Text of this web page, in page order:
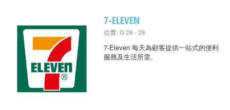
7-ELEVEN
位置: G 28 - 29
7-Eleven 每天為顧客提供一站式的便利
服務及生活所需。